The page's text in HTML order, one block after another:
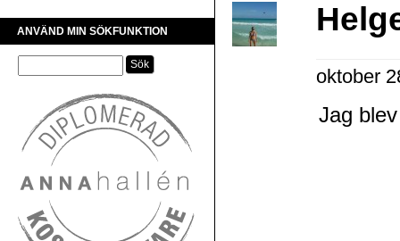
ANVÄND MIN SÖKFUNKTION
oktober
Jag